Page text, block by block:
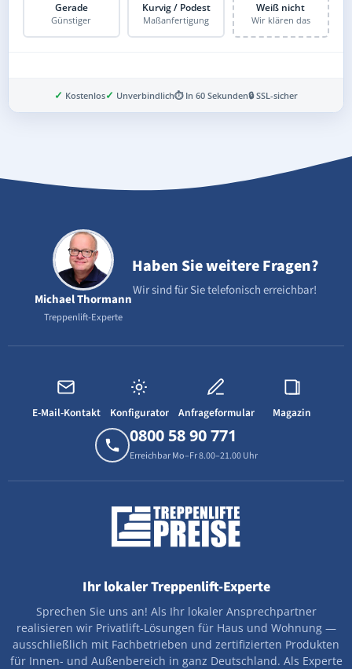
Gerade
Günstiger
Kurvig / Podest
Maßanfertigung
Weiß nicht
Wir klären das
✓ Kostenlos✓ Unverbindlich⏱ In 60 Sekunden🔒 SSL-sicher
Michael Thormann
Treppenlift-Experte
Haben Sie weitere Fragen?
Wir sind für Sie telefonisch erreichbar!
E-Mail-Kontakt Konfigurator Anfrageformular Magazin
0800 58 90 771
Erreichbar Mo–Fr 8.00–21.00 Uhr
Ihr lokaler Treppenlift-Experte
Sprechen Sie uns an! Als Ihr lokaler Ansprechpartner
realisieren wir Privatlift-Lösungen für Haus und Wohnung —
ausschließlich mit Fachbetrieben und zertifizierten Produkten
für Innen- und Außenbereich in ganz Deutschland. Als Experte